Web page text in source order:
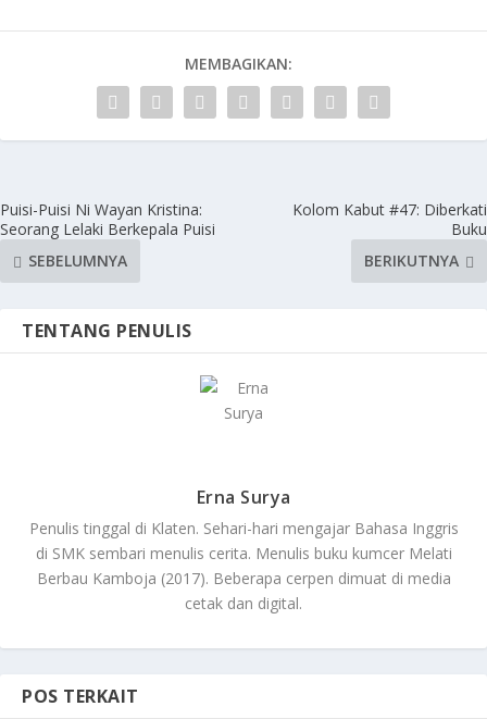
MEMBAGIKAN:
Puisi-Puisi Ni Wayan Kristina:
Seorang Lelaki Berkepala Puisi
SEBELUMNYA
Kolom Kabut #47: Diberkati
Buku
BERIKUTNYA
TENTANG PENULIS
Erna Surya
Penulis tinggal di Klaten. Sehari-hari mengajar Bahasa Inggris
di SMK sembari menulis cerita. Menulis buku kumcer Melati
Berbau Kamboja (2017). Beberapa cerpen dimuat di media
cetak dan digital.
POS TERKAIT